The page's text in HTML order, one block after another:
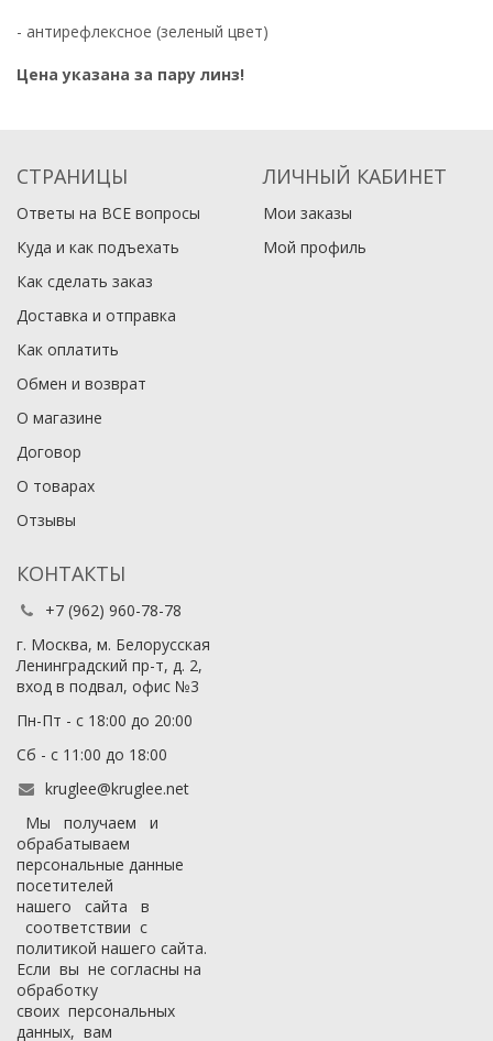
- антирефлексное (зеленый цвет)
Цена указана за пару линз!
СТРАНИЦЫ
Ответы на ВСЕ вопросы
Куда и как подъехать
Как сделать заказ
Доставка и отправка
Как оплатить
Обмен и возврат
О магазине
Договор
О товарах
Отзывы
ЛИЧНЫЙ КАБИНЕТ
Мои заказы
Мой профиль
КОНТАКТЫ
+7 (962) 960-78-78
г. Москва, м. Белорусская
Ленинградский пр-т, д. 2,
вход в подвал, офис №3
Пн-Пт - с 18:00 до 20:00
Сб - с 11:00 до 18:00
kruglee@kruglee.net
Мы получаем и
обрабатываем
персональные данные
посетителей
нашего сайта в
соответствии с
политикой нашего сайта.
Если вы не согласны на
обработку
своих персональных
данных, вам